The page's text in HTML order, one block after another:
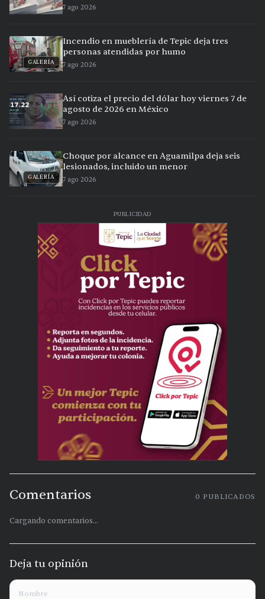
7 ago 2026
GALERÍA
Incendio en mueblería de Tepic deja tres
personas atendidas por humo
7 ago 2026
Así cotiza el precio del dólar hoy viernes 7 de
agosto de 2026 en México
7 ago 2026
GALERÍA
Choque por alcance en Aguamilpa deja seis
lesionados, incluido un menor
7 ago 2026
PUBLICIDAD
Comentarios 0 PUBLICADOS
Cargando comentarios...
Deja tu opinión
Nombre